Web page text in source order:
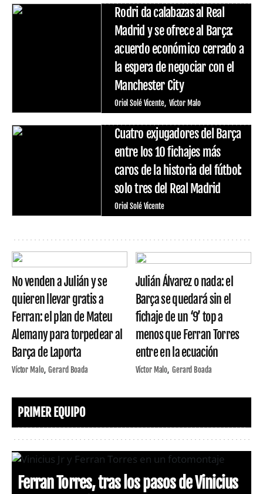
Rodri da calabazas al Real
Madrid y se ofrece al Barça:
acuerdo económico cerrado a
la espera de negociar con el
Manchester City
Oriol Solé Vicente Víctor Malo
Cuatro exjugadores del Barça
entre los 10 fichajes más
caros de la historia del fútbol:
solo tres del Real Madrid
Oriol Solé Vicente
No venden a Julián y se
quieren llevar gratis a
Ferran: el plan de Mateu
Alemany para torpedear al
Barça de Laporta
Víctor Malo Gerard Boada
Julián Álvarez o nada: el
Barça se quedará sin el
fichaje de un ‘9’ top a
menos que Ferran Torres
entre en la ecuación
Víctor Malo Gerard Boada
PRIMER EQUIPO
Ferran Torres, tras los pasos de Vinicius